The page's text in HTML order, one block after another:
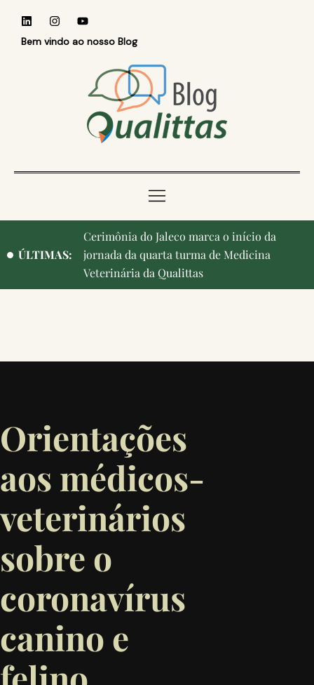
Bem vindo ao nosso Blog
ÚLTIMAS:
Qualittas, Portas Abertas! e aniversário de
Campinas, cidade onde nasceu a instituição,
ganham destaque na imprensa
Orientações
aos médicos-
veterinários
sobre o
coronavírus
canino e